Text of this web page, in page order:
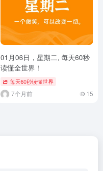
01月06日，星期二, 每天60秒
读懂全世界！
每天60秒读懂世界
7个月前 15